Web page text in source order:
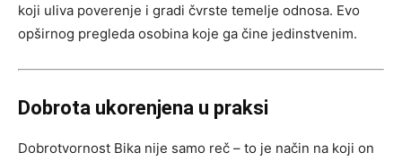
koji uliva poverenje i gradi čvrste temelje odnosa. Evo
opširnog pregleda osobina koje ga čine jedinstvenim.
Dobrota ukorenjena u praksi
Dobrotvornost Bika nije samo reč – to je način na koji on